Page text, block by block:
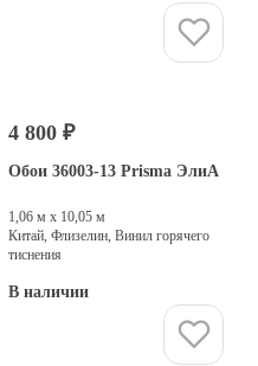
4 800 ₽
Обои 36003-13 Prisma ЭлиА
1,06 м х 10,05 м
Китай, Флизелин, Винил горячего
тиснения
В наличии